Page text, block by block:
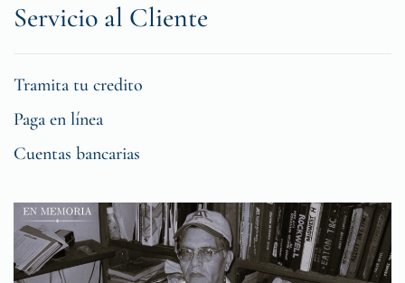
Servicio al Cliente
Tramita tu credito
Paga en línea
Cuentas bancarias